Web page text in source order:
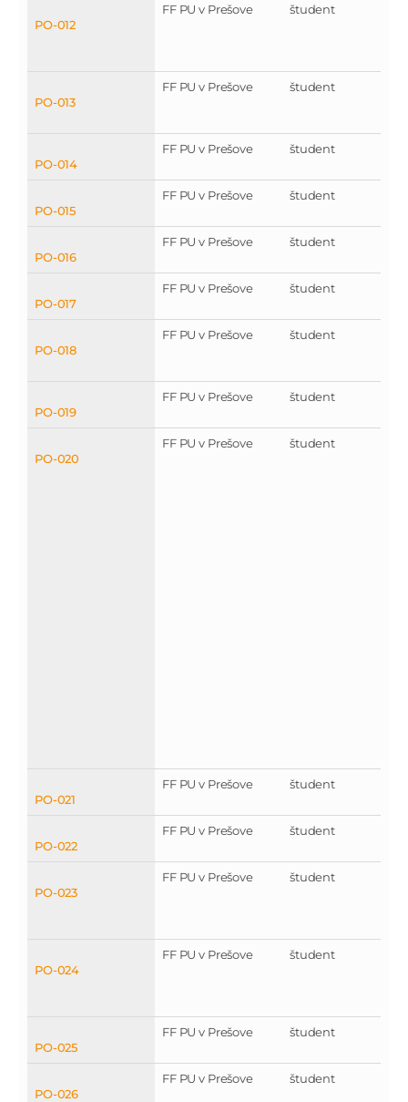
PO-012
FF PU v Prešove študent
PO-013
FF PU v Prešove študent
PO-014
FF PU v Prešove študent
PO-015
FF PU v Prešove študent
PO-016
FF PU v Prešove študent
PO-017
FF PU v Prešove študent
PO-018
FF PU v Prešove študent
PO-019
FF PU v Prešove študent
PO-020
FF PU v Prešove študent
PO-021
FF PU v Prešove študent
PO-022
FF PU v Prešove študent
PO-023
FF PU v Prešove študent
PO-024
FF PU v Prešove študent
PO-025
FF PU v Prešove študent
PO-026
FF PU v Prešove študent